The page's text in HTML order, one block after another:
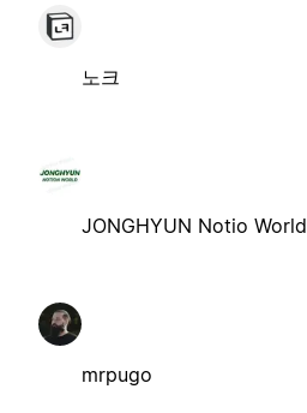
노크
JONGHYUN Notio World
mrpugo